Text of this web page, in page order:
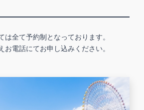
は全て予約制となっております。
お電話にてお申し込みください。